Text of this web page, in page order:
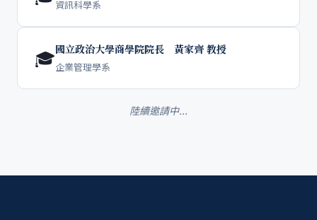
資訊科學系
🎓國立政治大學商學院院長 黃家齊 教授
企業管理學系
陸續邀請中...